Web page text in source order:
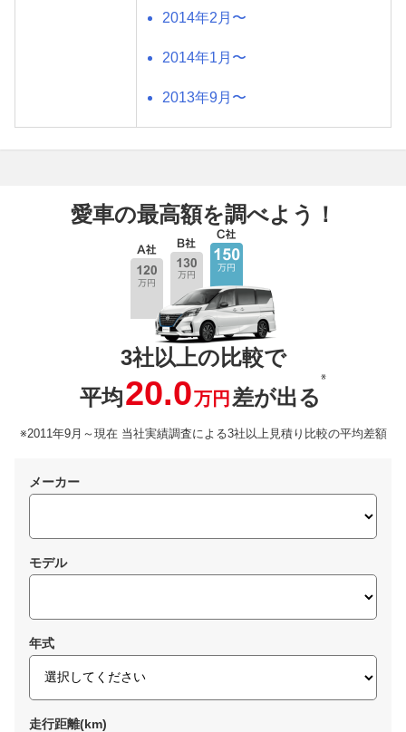
2014年2月〜
2014年1月〜
2013年9月〜
愛車の最高額を調べよう！
3社以上の比較で
平均20.0万円 差が出る
※
※2011年9月～現在 当社実績調査による3社以上見積り比較の平均差額
メーカー
モデル
年式
走行距離(km)